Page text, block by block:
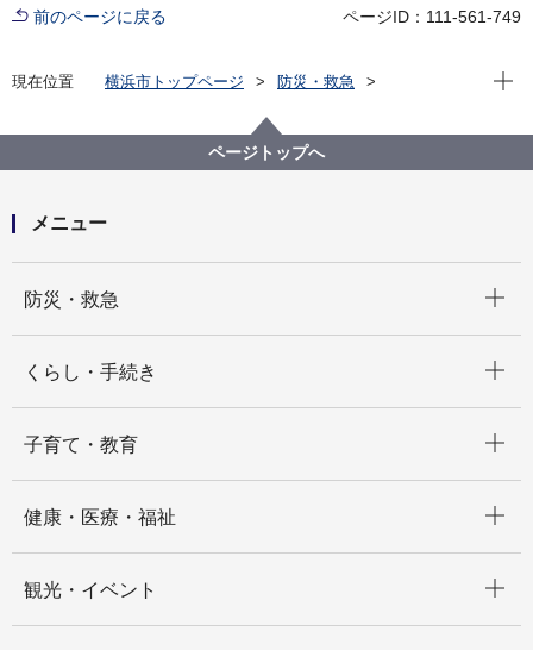
前のページに戻る ページID：111-561-749
現在位置 横浜市トップページ
防災・救急
わが家の対策（自助）
避難場所を確認しましょう
各関係機関の連絡先等
現在
ページトップへ
メニュー
防災・救急
くらし・手続き
子育て・教育
健康・医療・福祉
観光・イベント